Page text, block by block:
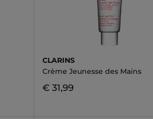
CLARINS
Crème Jeunesse des Mains
€ 31,99